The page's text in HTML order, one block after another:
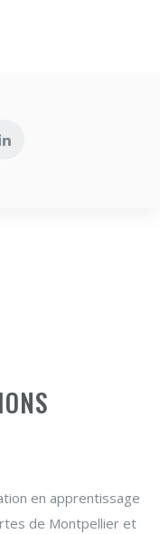
en apprentissage
de Montpellier et